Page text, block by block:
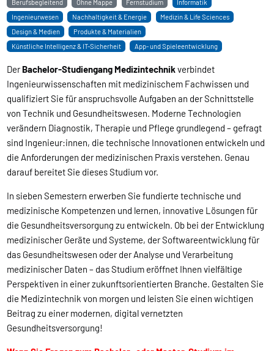
Berufsbegleitend
Ohne Mappe Fernstudium
Informatik
Ingenieurwesen
Nachhaltigkeit & Energie
Medizin & Life Sciences
Design & Medien
Produkte & Materialien
Künstliche Intelligenz & IT-Sicherheit
App- und Spieleentwicklung
DerBachelor-Studiengang Medizintechnikverbindet
Ingenieurwissenschaften mit medizinischem Fachwissen und
qualifiziert Sie für anspruchsvolle Aufgaben an der Schnittstelle
von Technik und Gesundheitswesen. Moderne Technologien
verändern Diagnostik, Therapie und Pflege grundlegend – gefragt
sind Ingenieur:innen, die technische Innovationen entwickeln und
die Anforderungen der medizinischen Praxis verstehen. Genau
darauf bereitet Sie dieses Studium vor.
In sieben Semestern erwerben Sie fundierte technische und
medizinische Kompetenzen und lernen, innovative Lösungen für
die Gesundheitsversorgung zu entwickeln. Ob bei der Entwicklung
medizinischer Geräte und Systeme, der Softwareentwicklung für
das Gesundheitswesen oder der Analyse und Verarbeitung
medizinischer Daten – das Studium eröffnet Ihnen vielfältige
Perspektiven in einer zukunftsorientierten Branche. Gestalten Sie
die Medizintechnik von morgen und leisten Sie einen wichtigen
Beitrag zu einer modernen, digital vernetzten
Gesundheitsversorgung!